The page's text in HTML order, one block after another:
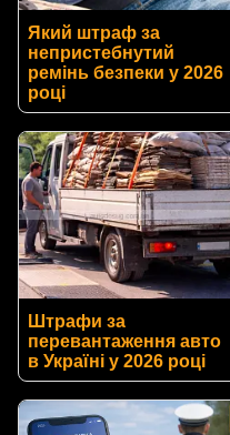
Який штраф за
непристебнутий
ремінь безпеки у 2026
році
Штрафи за
перевантаження авто
в Україні у 2026 році